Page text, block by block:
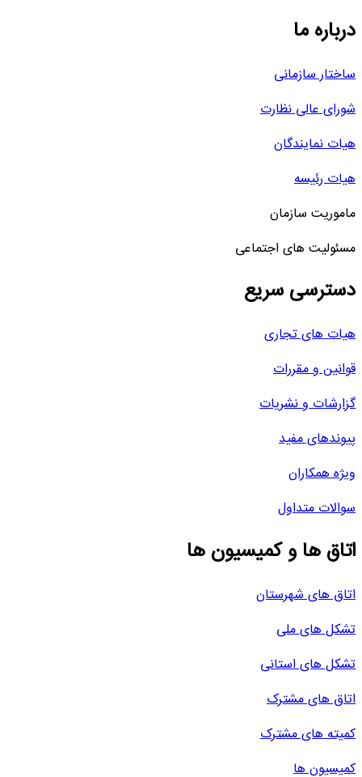
درباره ما
ساختار سازمانی
شورای عالی نظارت
هیات نمایندگان
هیات رئیسه
ماموریت سازمان
مسئولیت های اجتماعی
دسترسی سریع
هیات های تجاری
قوانین و مقررات
گزارشات و نشریات
پیوندهای مفید
ویژه همکاران
سوالات متداول
اتاق ها و کمیسیون ها
اتاق های شهرستان
تشکل های ملی
تشکل های استانی
اتاق های مشترک
کمیته های مشترک
کمیسیون ها